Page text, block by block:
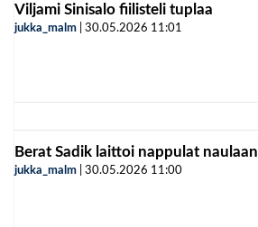
Viljami Sinisalo fiilisteli tuplaa
jukka_malm 30.05.2026 11:01
Berat Sadik laittoi nappulat naulaan
jukka_malm 30.05.2026 11:00